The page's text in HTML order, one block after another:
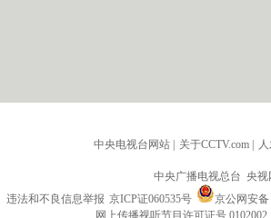
中央电视台网站 关于CCTV.com
中央广播电视总台 央
违法和不良信息举报 京ICP证060535号 京公网安备
网上传播视听节目许可证号